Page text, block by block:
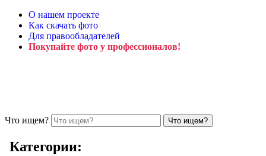
О нашем проекте
Как скачать фото
Для правообладателей
Покупайте фото у профессионалов!
Что ищем?
Категории: